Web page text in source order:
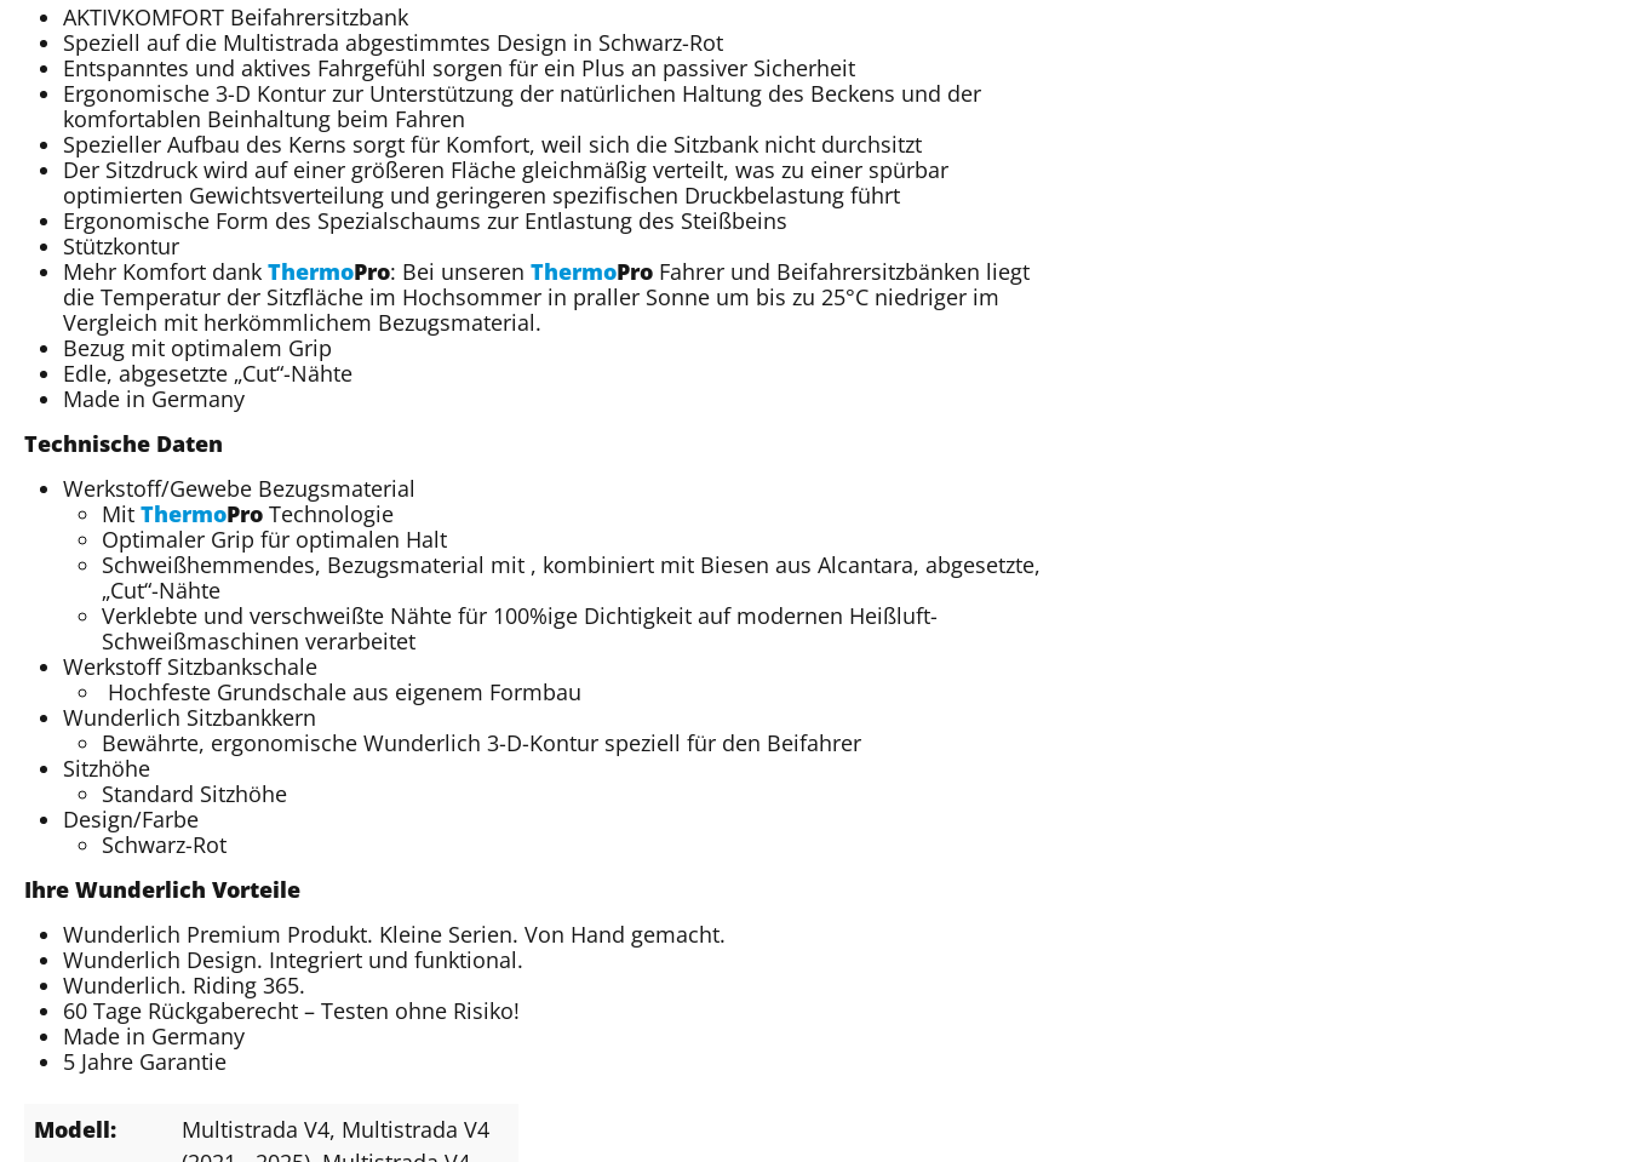
AKTIVKOMFORT Beifahrersitzbank
Speziell auf die Multistrada abgestimmtes Design in Schwarz-Rot
Entspanntes und aktives Fahrgefühl sorgen für ein Plus an passiver Sicherheit
Ergonomische 3-D Kontur zur Unterstützung der natürlichen Haltung des Beckens und der
komfortablen Beinhaltung beim Fahren
Spezieller Aufbau des Kerns sorgt für Komfort, weil sich die Sitzbank nicht durchsitzt
Der Sitzdruck wird auf einer größeren Fläche gleichmäßig verteilt, was zu einer spürbar
optimierten Gewichtsverteilung und geringeren spezifischen Druckbelastung führt
Ergonomische Form des Spezialschaums zur Entlastung des Steißbeins
Stützkontur
Mehr Komfort dank ThermoPro: Bei unseren ThermoPro Fahrer und Beifahrersitzbänken liegt
die Temperatur der Sitzfläche im Hochsommer in praller Sonne um bis zu 25°C niedriger im
Vergleich mit herkömmlichem Bezugsmaterial.
Bezug mit optimalem Grip
Edle, abgesetzte „Cut“-Nähte
Made in Germany
Technische Daten
Werkstoff/Gewebe Bezugsmaterial
Mit ThermoPro Technologie
Optimaler Grip für optimalen Halt
Schweißhemmendes, Bezugsmaterial mit , kombiniert mit Biesen aus Alcantara, abgesetzte,
„Cut“-Nähte
Verklebte und verschweißte Nähte für 100%ige Dichtigkeit auf modernen Heißluft-
Schweißmaschinen verarbeitet
Werkstoff Sitzbankschale
Hochfeste Grundschale aus eigenem Formbau
Wunderlich Sitzbankkern
Bewährte, ergonomische Wunderlich 3-D-Kontur speziell für den Beifahrer
Sitzhöhe
Standard Sitzhöhe
Design/Farbe
Schwarz-Rot
Ihre Wunderlich Vorteile
Wunderlich Premium Produkt. Kleine Serien. Von Hand gemacht.
Wunderlich Design. Integriert und funktional.
Wunderlich. Riding 365.
60 Tage Rückgaberecht – Testen ohne Risiko!
Made in Germany
5 Jahre Garantie
Modell: Multistrada V4, Multistrada V4